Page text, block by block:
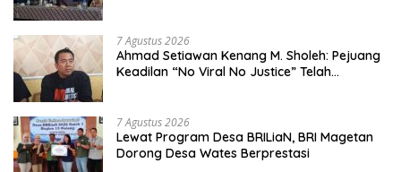
7 Agustus 2026
Ahmad Setiawan Kenang M. Sholeh: Pejuang
Keadilan “No Viral No Justice” Telah
7 Agustus 2026
Lewat Program Desa BRILiaN, BRI Magetan
Dorong Desa Wates Berprestasi